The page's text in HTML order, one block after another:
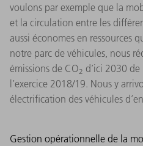
voulons par exemple que la
et la circulation entre les
aussi économes en ressources
notre parc de véhicules, nous
émissions de CO2 d’ici 2030
l’exercice 2018/19. Nous y
électrification des véhicules
Gestion opérationnelle de la